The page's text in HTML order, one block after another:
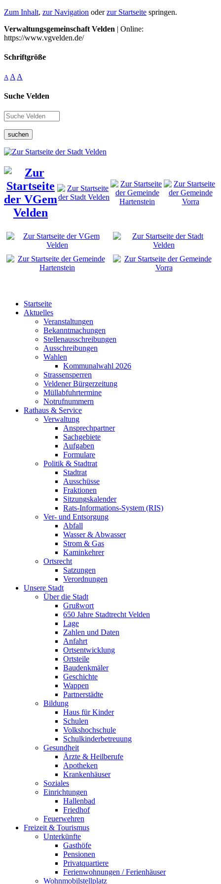
Zum Inhalt, zur Navigation oderzur Startseite springen.
Verwaltungsgemeinschaft Velden | Online:
https://www.vgvelden.de/
Schriftgröße
A A A
Suche Velden
suchen
Startseite
Aktuelles
Veranstaltungen
Bekanntmachungen
Stellenausschreibungen
Ausschreibungen
Wahlen
Kommunalwahl 2026
Strassensperren
Veldener Bürgerzeitung
Müllabfuhrtermine
Notrufnummern
Rathaus & Service
Verwaltung
Ansprechpartner
Sachgebiete
Aufgaben
Formulare
Politik & Stadtrat
Stadtrat
Ausschüsse
Fraktionen
Sitzungskalender
Rats-Informations-System (RIS)
Ver- und Entsorgung
Abfall
Wasser & Abwasser
Strom & Gas
Kaminkehrer
Ortsrecht
Satzungen
Verordnungen
Unsere Stadt
Über die Stadt
Grußwort
650 Jahre Stadtrecht Velden
Lage
Zahlen und Daten
Anfahrt
Ortsentwicklung
Ortsteile
Baudenkmäler
Geschichte
Wappen
Partnerstädte
Bildung
Haus für Kinder
Schulen
Volkshochschule
Schulkinderbetreuung
Gesundheit
Ärzte & Heilberufe
Apotheken
Krankenhäuser
Soziales
Einrichtungen
Hallenbad
Friedhof
Feuerwehren
Freizeit & Tourismus
Unterkünfte
Gasthöfe
Pensionen
Privatquartiere
Ferienwohnungen / Ferienhäuser
Wohnmobilstellplatz